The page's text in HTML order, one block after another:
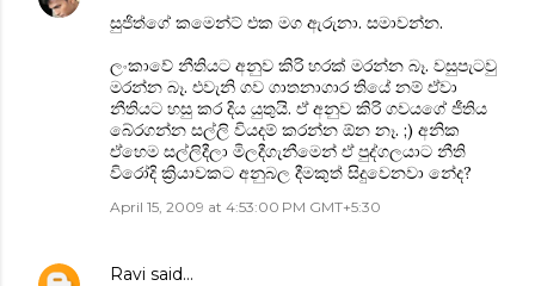
සුජිත්ගේ කමෙන්ට් එක මග ඇරුනා. සමාවන්න.
ලංකාවේ නීතියට අනුව කිරි හරක් මරන්න බෑ. වසුපැටවු
මරන්න බෑ. එවැනි ගව ගාතනාගාර තියේ නම් ඒවා
නීතියට හසු කර දිය යුතුයි. ඒ අනුව කිරි ගවයගේ ජීතිය
බේරගන්න සල්ලි වියදම් කරන්න ඕන නෑ. ;) අනික
ඒහෙම සල්ලිදීලා මිලදීගැනීමෙන් ඒ පුද්ගලයාට නීති
විරෝදි ක්‍රියාවකට අනුබල දී‍මකුත් සිදුවෙනවා නේද?
April 15, 2009 at 4:53:00 PM GMT+5:30
Ravi said…